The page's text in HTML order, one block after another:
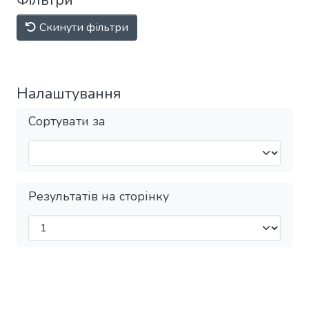
Скинути фільтри
Налаштування
Сортувати за
Результатів на сторінку